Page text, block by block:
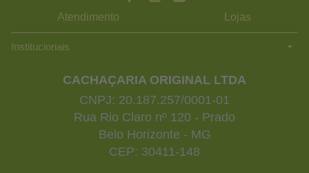
Atendimento Lojas
Institucionais
CACHAÇARIA ORIGINAL LTDA
CNPJ: 20.187.257/0001-01
Rua Rio Claro nº 120 - Prado
Belo Horizonte - MG
CEP: 30411-148